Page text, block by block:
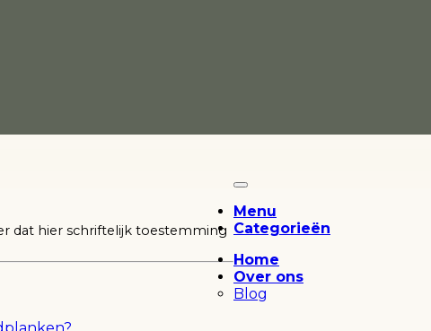
dat hier schriftelijk toestemming
Menu
Categorieën
Home
Over ons
Blog